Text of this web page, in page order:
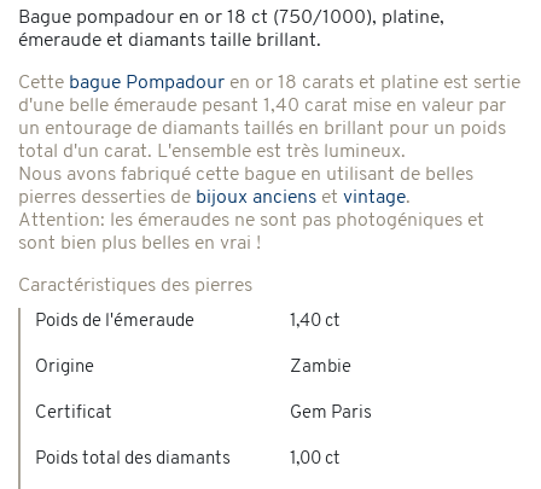
Bague pompadour en or 18 ct (750/1000), platine,
émeraude et diamants taille brillant.
Cette bague Pompadour en or 18 carats et platine est sertie
d'une belle émeraude pesant 1,40 carat mise en valeur par
un entourage de diamants taillés en brillant pour un poids
total d'un carat. L'ensemble est très lumineux.
Nous avons fabriqué cette bague en utilisant de belles
pierres desserties de bijoux anciens et vintage.
Attention: les émeraudes ne sont pas photogéniques et
sont bien plus belles en vrai !
Caractéristiques des pierres
Poids de l'émeraude
Origine
Certificat
Poids total des diamants
1,40 ct
Zambie
Gem Paris
1,00 ct